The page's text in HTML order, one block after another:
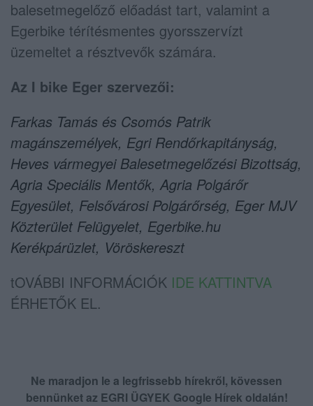
balesetmegelőző előadást tart, valamint a
Egerbike térítésmentes gyorsszervízt
üzemeltet a résztvevők számára.
Az I bike Eger szervezői:
Farkas Tamás és Csomós Patrik
magánszemélyek, Egri Rendőrkapitányság,
Heves vármegyei Balesetmegelőzési Bizottság,
Agria Speciális Mentők, Agria Polgárőr
Egyesület, Felsővárosi Polgárőrség, Eger MJV
Közterület Felügyelet, Egerbike.hu
Kerékpárüzlet, Vöröskereszt
tOVÁBBI INFORMÁCIÓK IDE KATTINTVA
ÉRHETŐK EL.
Ne maradjon le a legfrissebb hírekről, kövessen
bennünket az EGRI ÜGYEK Google Hírek oldalán!